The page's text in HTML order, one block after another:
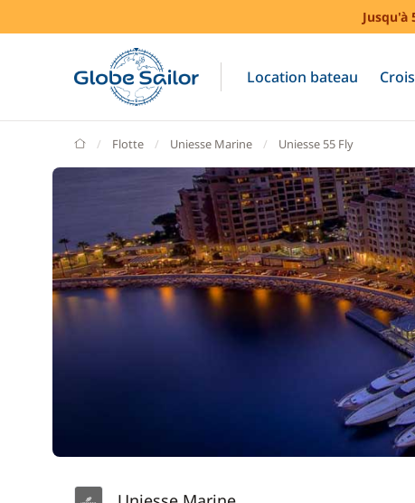
Jusqu'à
Location bateau
GlobeSailor
Flotte Uniesse Marine Uniesse 55 Fly